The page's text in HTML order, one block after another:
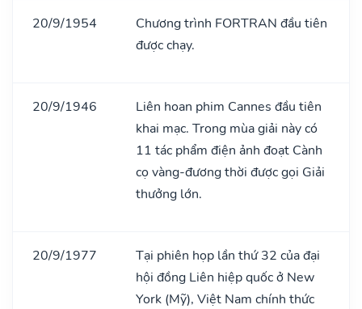
20/9/1954
Chương trình FORTRAN đầu tiên
được chạy.
20/9/1946
Liên hoan phim Cannes đầu tiên
khai mạc. Trong mùa giải này có
11 tác phẩm điện ảnh đoạt Cành
cọ vàng-đương thời được gọi Giải
thưởng lớn.
20/9/1977
Tại phiên họp lần thứ 32 của đại
hội đồng Liên hiệp quốc ở New
York (Mỹ), Việt Nam chính thức